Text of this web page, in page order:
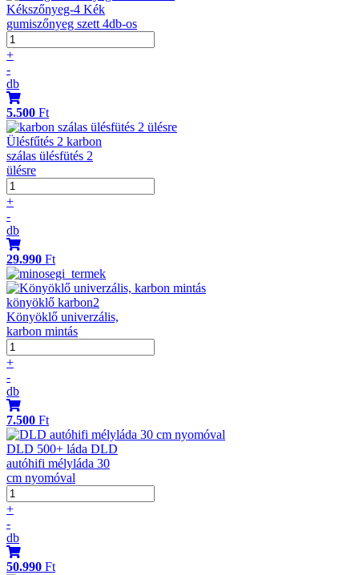
Kékszőnyeg-4 Kék
gumiszőnyeg szett 4db-os
+
-
db
5.500 Ft
Ülésfűtés 2 karbon
szálas ülésfütés 2
ülésre
+
-
db
29.990 Ft
könyöklő karbon2
Könyöklő univerzális,
karbon mintás
+
-
db
7.500 Ft
DLD 500+ láda DLD
autóhifi mélyláda 30
cm nyomóval
+
-
db
50.990 Ft